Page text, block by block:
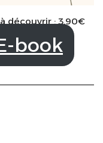
découvrir : 3,90€
book